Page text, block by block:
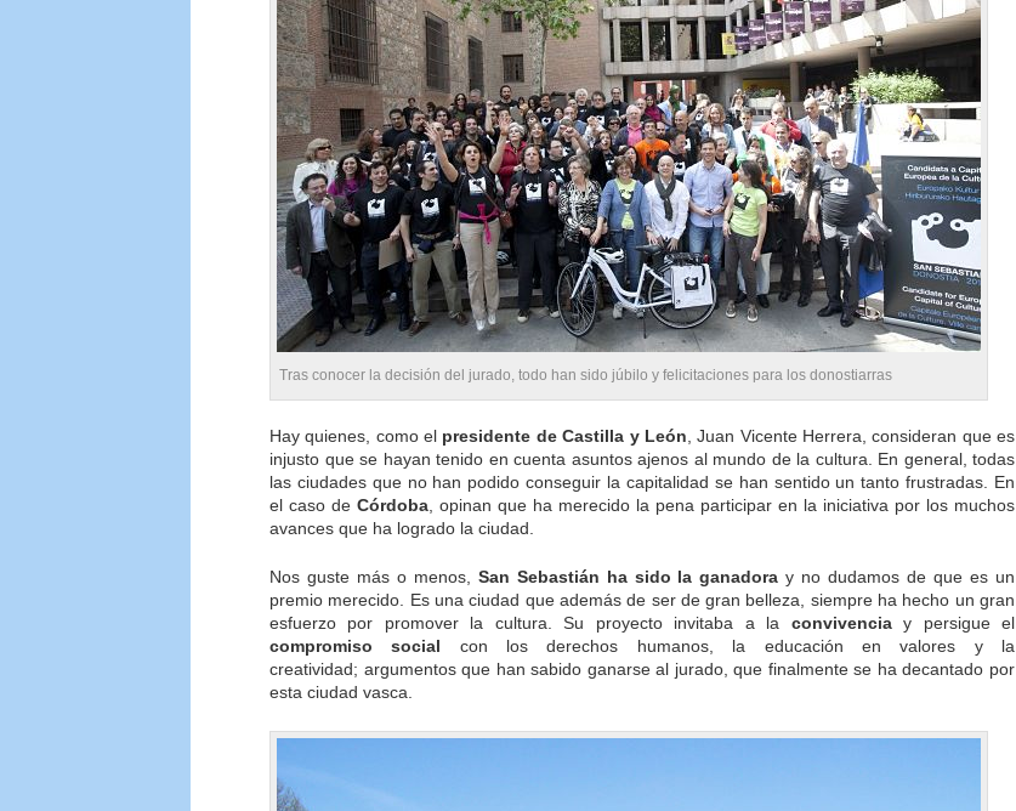
Tras conocer la decisión del jurado, todo han sido júbilo y felicitaciones para los donostiarras
Hay quienes, como el presidente de Castilla y León , Juan Vicente Herrera, consideran que es
injusto que se hayan tenido en cuenta asuntos ajenos al mundo de la cultura. En general, todas
las ciudades que no han podido conseguir la capitalidad se han sentido un tanto frustradas. En
el caso de Córdoba , opinan que ha merecido la pena participar en la iniciativa por los muchos
avances que ha logrado la ciudad.
Nos guste más o menos, San Sebastián ha sido la ganadora y no dudamos de que es un
premio merecido. Es una ciudad que además de ser de gran belleza, siempre ha hecho un gran
esfuerzo por promover la cultura. Su proyecto invitaba a la convivenciay persigue el
compromiso social con los derechos humanos, la educación en valores y la
creatividad; argumentos que han sabido ganarse al jurado, que finalmente se ha decantado por
esta ciudad vasca.